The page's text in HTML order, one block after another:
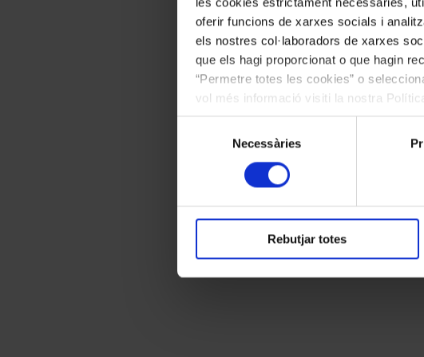
oferir funcions de xarxes socials i
els nostres col·laboradors de xarxes
que els hagi proporcionat o que hagin
“Permetre totes les cookies” o
vol més informació visiti la nostra
les cookies en qualsevol moment.
consentiment
Necessàries
Rebutjar totes